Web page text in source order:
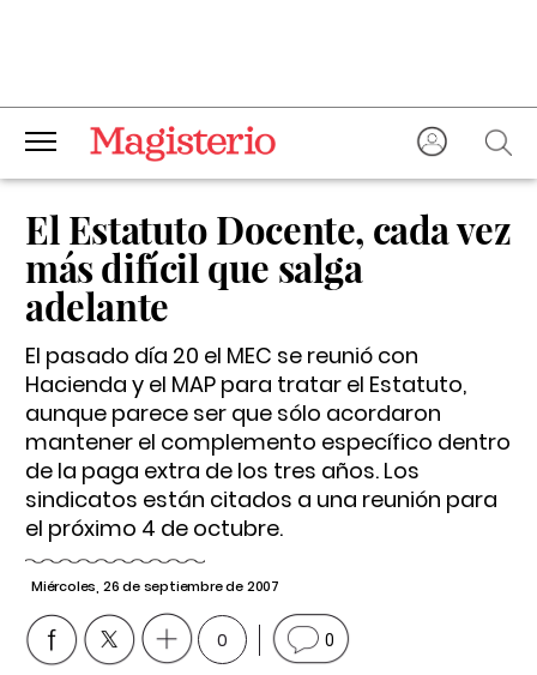
El Estatuto Docente, cada vez
más difícil que salga
adelante
El pasado día 20 el MEC se reunió con
Hacienda y el MAP para tratar el Estatuto,
aunque parece ser que sólo acordaron
mantener el complemento específico dentro
de la paga extra de los tres años. Los
sindicatos están citados a una reunión para
el próximo 4 de octubre.
Miércoles, 26 de septiembre de 2007
0 0